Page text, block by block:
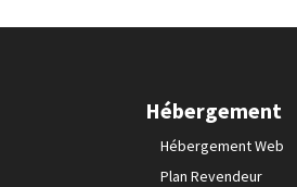
Hébergement
Hébergement Web
Plan Revendeur